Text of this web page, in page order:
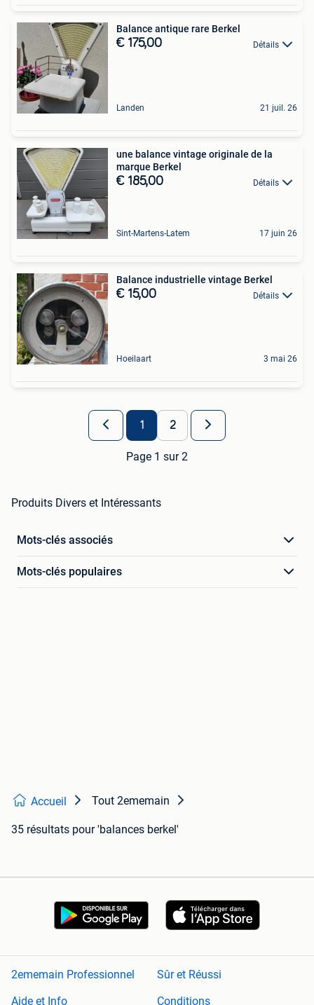
Balance antique rare Berkel
€ 175,00 Détails
Landen 21 juil. 26
une balance vintage originale de la
marque Berkel
€ 185,00 Détails
Sint-Martens-Latem 17 juin 26
Balance industrielle vintage Berkel
€ 15,00 Détails
Hoeilaart 3 mai 26
1 2
Page 1 sur 2
Produits Divers et Intéressants
Mots-clés associés
Mots-clés populaires
Accueil Tout 2ememain
35 résultats pour 'balances berkel'
2ememain Professionnel
Sûr et Réussi
Aide et Info
Conditions